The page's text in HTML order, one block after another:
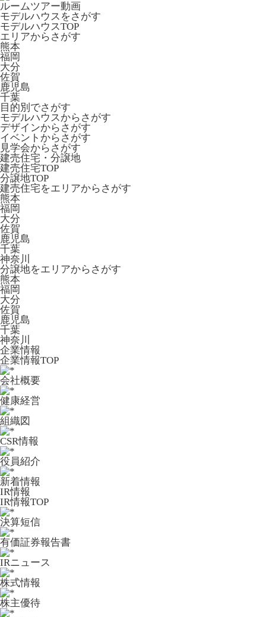
ルームツアー動画
モデルハウスをさがす
モデルハウスTOP
エリアからさがす
熊本
福岡
大分
佐賀
鹿児島
千葉
目的別でさがす
モデルハウスからさがす
デザインからさがす
イベントからさがす
見学会からさがす
建売住宅・分譲地
建売住宅TOP
分譲地TOP
建売住宅をエリアからさがす
熊本
福岡
大分
佐賀
鹿児島
千葉
神奈川
分譲地をエリアからさがす
熊本
福岡
大分
佐賀
鹿児島
千葉
神奈川
企業情報
企業情報TOP
会社概要
健康経営
組織図
CSR情報
役員紹介
新着情報
IR情報
IR情報TOP
決算短信
有価証券報告書
IRニュース
株式情報
株主優待